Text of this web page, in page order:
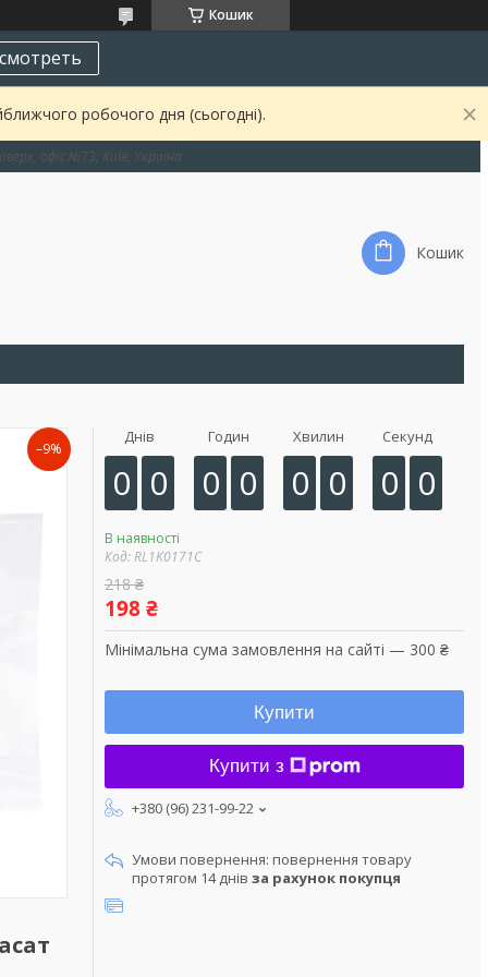
Кошик
робочого дня (сьогодні).
офіс №73, Київ, Україна
Кошик
–9%
Днів
0 0
Годин
0 0
Хвилин
0 0
Секунд
0 0
В наявності
Код:RL1K0171C
218 ₴
198 ₴
Мінімальна сума замовлення на сайті — 300 ₴
Купити
Купити з
+380 (96) 231-99-22
повернення товару
протягом 14 днів за рахунок покупця